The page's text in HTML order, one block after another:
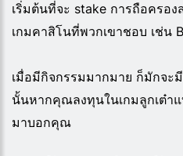
เริ่มต้นที่จะ stake การถือครอ
เกมคาสิโนที่พวกเขาชอบ เช่น
เมื่อมีกิจกรรมมากมาย ก็มักจะ
นั้นหากคุณลงทุนในเกมลูกเต๋า
มาบอกคุณ